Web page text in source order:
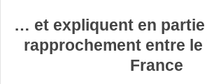
… et expliquent en
rapprochement entre le
France